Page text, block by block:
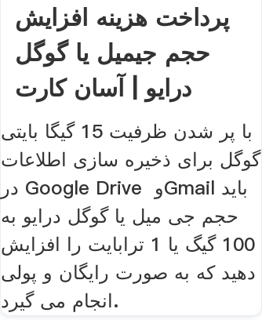
پرداخت هزینه افزایش
حجم جیمیل یا گوگل
درایو | آسان کارت
با پر شدن ظرفیت 15 گیگا بایتی
گوگل برای ذخیره سازی اطلاعات
در Google Drive و ‏Gmail باید
حجم جی میل یا گوگل درایو به
100 گیگ یا 1 ترابایت را افزایش
دهید که به صورت رایگان و پولی
انجام می گیرد.